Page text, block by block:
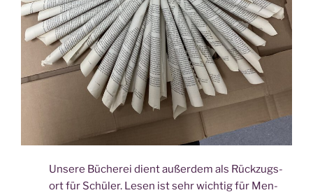
Unse­re Büche­rei dient außer­dem als Rück­zugs­
ort für Schü­ler. Lesen ist sehr wich­tig für Men­